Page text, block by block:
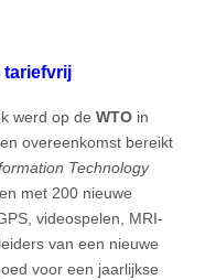
tariefvrij
werd op de WTO in
overeenkomst bereikt
Technology
met 200 nieuwe
videospelen, MRI-
van een nieuwe
voor een jaarlijkse